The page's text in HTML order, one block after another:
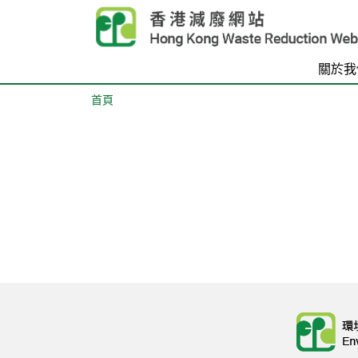
Skip to main content
關於
首頁